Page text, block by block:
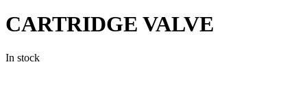
CARTRIDGE VALVE
In stock